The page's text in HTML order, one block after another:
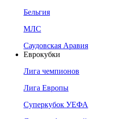
Бельгия
МЛС
Саудовская Аравия
Еврокубки
Лига чемпионов
Лига Европы
Суперкубок УЕФА